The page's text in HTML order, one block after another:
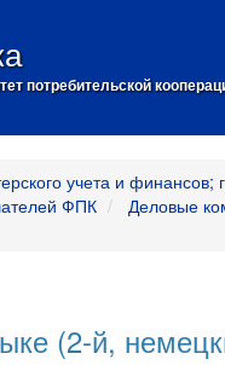
потребительской
учета и финансов;
ФПК
Деловые
(2-й,